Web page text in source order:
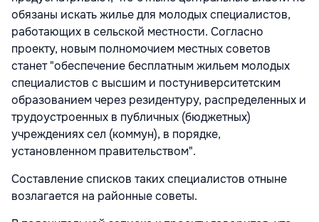
обязаны искать жилье для молодых специалистов,
работающих в сельской местности. Согласно
проекту, новым полномочием местных советов
станет "обеспечение бесплатным жильем молодых
специалистов с высшим и постуниверситетским
образованием через резидентуру, распределенных и
трудоустроенных в публичных (бюджетных)
учреждениях сел (коммун), в порядке,
установленном правительством".
Составление списков таких специалистов отныне
возлагается на районные советы.